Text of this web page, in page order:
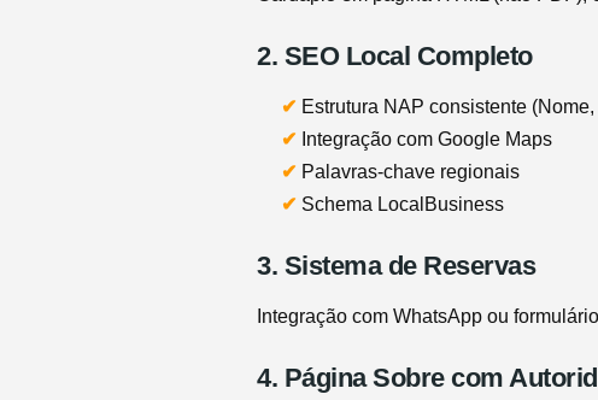
2. SEO Local Completo
✔ Estrutura NAP consistente
✔ Integração com Google Maps
✔ Palavras-chave regionais
✔ Schema LocalBusiness
3. Sistema de Reservas
Integração com WhatsApp ou
4. Página Sobre com